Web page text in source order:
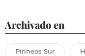
Archivado en
Pirineos Sur